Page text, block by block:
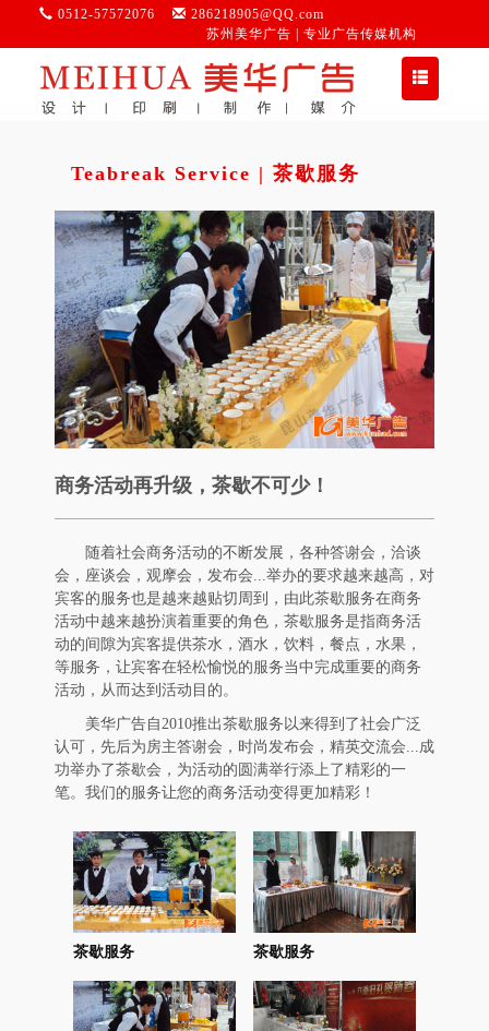
0512-57572076
286218905@QQ.com
苏州美华广告 | 专业广告传媒机构
切
Teabreak Service | 茶歇服务
商务活动再升级，茶歇不可少！
随着社会商务活动的不断发展，各种答谢会，洽谈
会，座谈会，观摩会，发布会...举办的要求越来越高，对
宾客的服务也是越来越贴切周到，由此茶歇服务在商务
活动中越来越扮演着重要的角色，茶歇服务是指商务活
动的间隙为宾客提供茶水，酒水，饮料，餐点，水果，
等服务，让宾客在轻松愉悦的服务当中完成重要的商务
活动，从而达到活动目的。
美华广告自2010推出茶歇服务以来得到了社会广泛
认可，先后为房主答谢会，时尚发布会，精英交流会...成
功举办了茶歇会，为活动的圆满举行添上了精彩的一
笔。我们的服务让您的商务活动变得更加精彩！
茶歇服务 茶歇服务